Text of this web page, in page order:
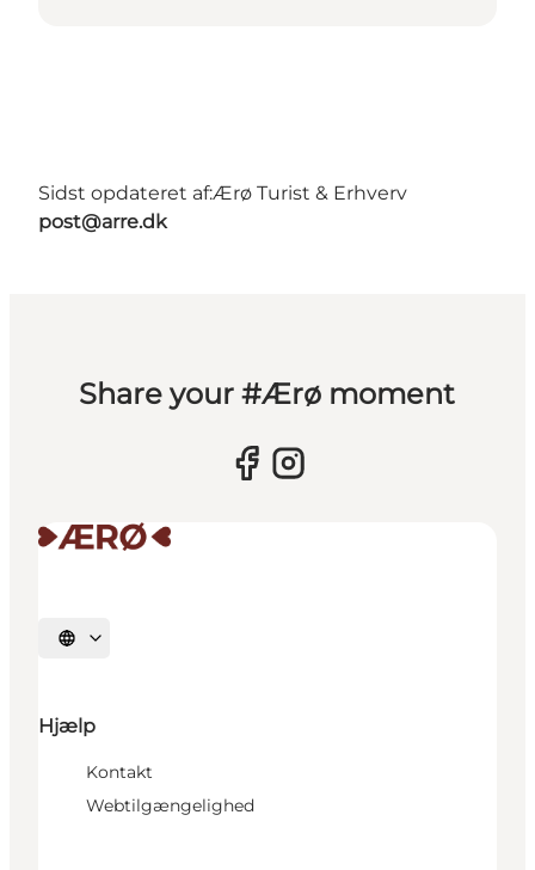
Sidst opdateret af:Ærø Turist & Erhverv
post@arre.dk
Share your #Ærø moment
Vælg sprog
Hjælp
Kontakt
Webtilgængelighed